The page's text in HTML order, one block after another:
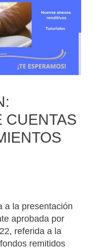
CUENTAS
a la presentación
aprobada por
referida a la
remitidos